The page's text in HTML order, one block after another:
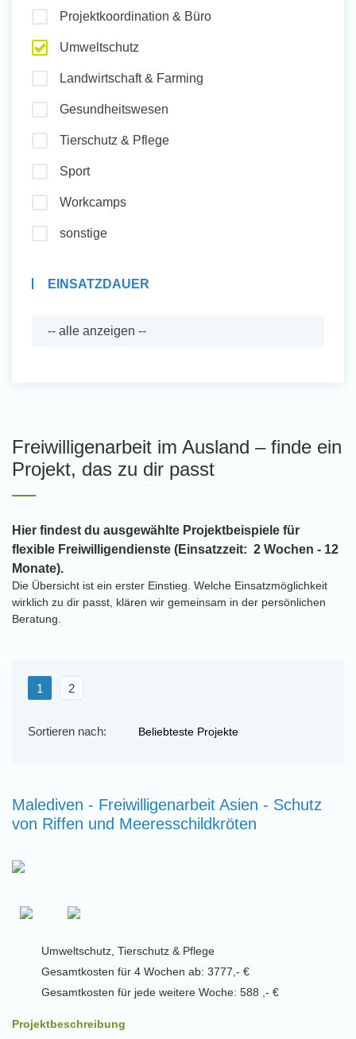
Projektkoordination & Büro
Umweltschutz
Landwirtschaft & Farming
Gesundheitswesen
Tierschutz & Pflege
Sport
Workcamps
sonstige
EINSATZDAUER
Freiwilligenarbeit im Ausland – finde ein
Projekt, das zu dir passt
Hier findest du ausgewählte Projektbeispiele für
flexible Freiwilligendienste (Einsatzzeit: 2 Wochen - 12
Monate).
Die Übersicht ist ein erster Einstieg. Welche Einsatzmöglichkeit
wirklich zu dir passt, klären wir gemeinsam in der persönlichen
Beratung.
1 2
Sortieren nach:
Malediven - Freiwilligenarbeit Asien - Schutz
von Riffen und Meeresschildkröten
Umweltschutz, Tierschutz & Pflege
Gesamtkosten für 4 Wochen ab: 3777,- €
Gesamtkosten für jede weitere Woche: 588 ,- €
Projektbeschreibung